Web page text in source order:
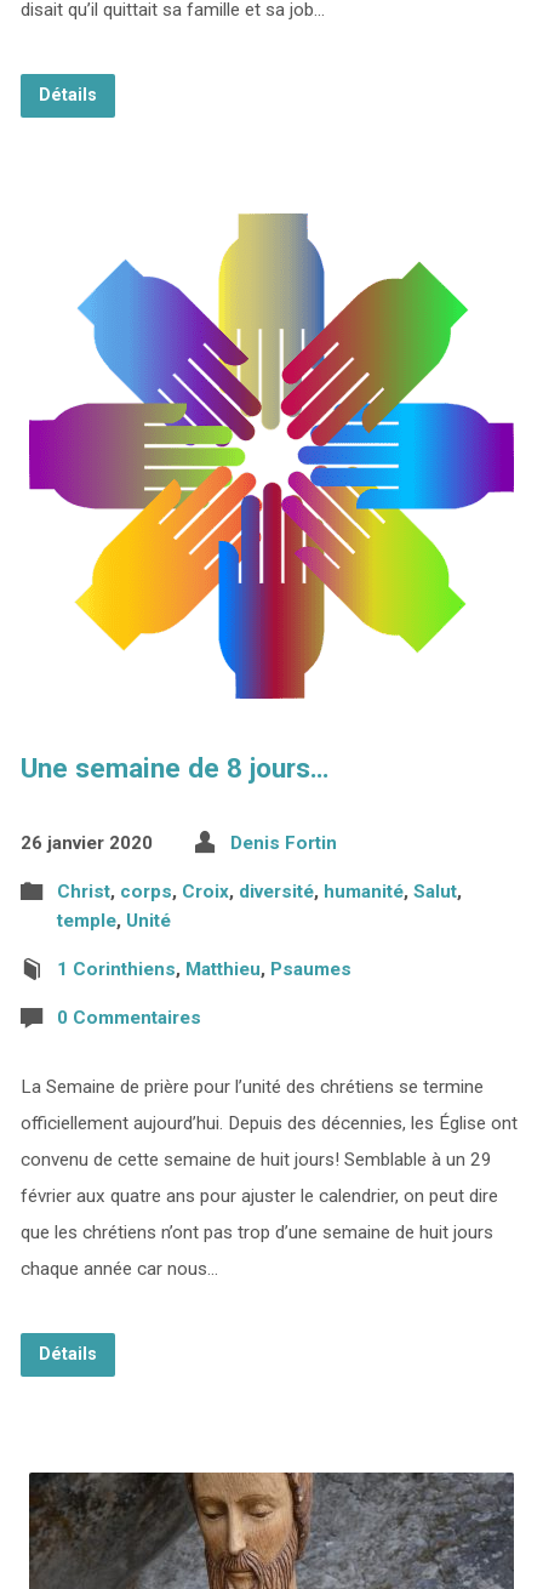
disait qu’il quittait sa famille et sa job…
Détails
Une semaine de 8 jours…
26 janvier 2020 Denis Fortin
Christ, corps, Croix, diversité, humanité, Salut,
temple, Unité
1 Corinthiens, Matthieu, Psaumes
0 Commentaires
La Semaine de prière pour l’unité des chrétiens se termine
officiellement aujourd’hui. Depuis des décennies, les Église ont
convenu de cette semaine de huit jours! Semblable à un 29
février aux quatre ans pour ajuster le calendrier, on peut dire
que les chrétiens n’ont pas trop d’une semaine de huit jours
chaque année car nous…
Détails